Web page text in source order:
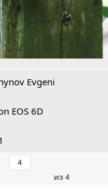
Evgeni
EOS 6D
из 4